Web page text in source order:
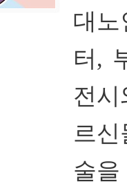
대
터,
전
르
술